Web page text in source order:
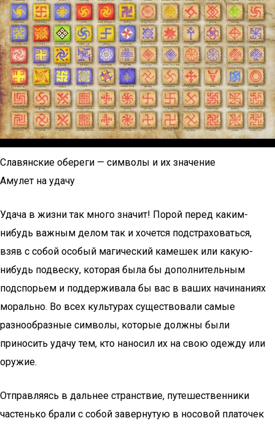
Славянские обереги — символы и их значение
Амулет на удачу
Удача в жизни так много значит! Порой перед каким-
нибудь важным делом так и хочется подстраховаться,
взяв с собой особый магический камешек или какую-
нибудь подвеску, которая была бы дополнительным
подспорьем и поддерживала бы вас в ваших начинаниях
морально. Во всех культурах существовали самые
разнообразные символы, которые должны были
приносить удачу тем, кто наносил их на свою одежду или
оружие.
Отправляясь в дальнее странствие, путешественники
частенько брали с собой завернутую в носовой платочек